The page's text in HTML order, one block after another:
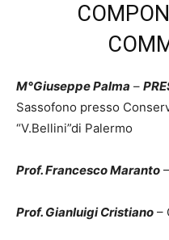
M°Giuseppe Palma –
Sassofono presso
“V.Bellini”di Palermo
Prof. Francesco Maranto
Prof. Gianluigi Cristiano –